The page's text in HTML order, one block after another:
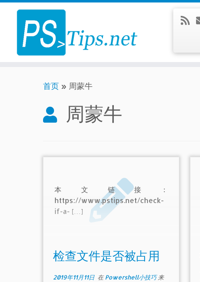
Skip
content
首页 » 周蒙牛
周蒙牛
本文链接：
https://www.pstips.net/check-
if-a- […]
检查文件是否被占用
2019年11月11日 在 Powershell小技巧来